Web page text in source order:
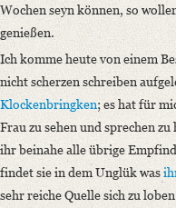
Language
German
Editors
Bamberg, Claudia
Wochen seyn können, so
genießen.
Ich komme heute von einem
nicht scherzen schreiben
Klockenbringken; es hat für
Frau zu sehen und sprechen
ihr beinahe alle übrige
findet sie in dem Unglük was
sehr reiche Quelle sich zu